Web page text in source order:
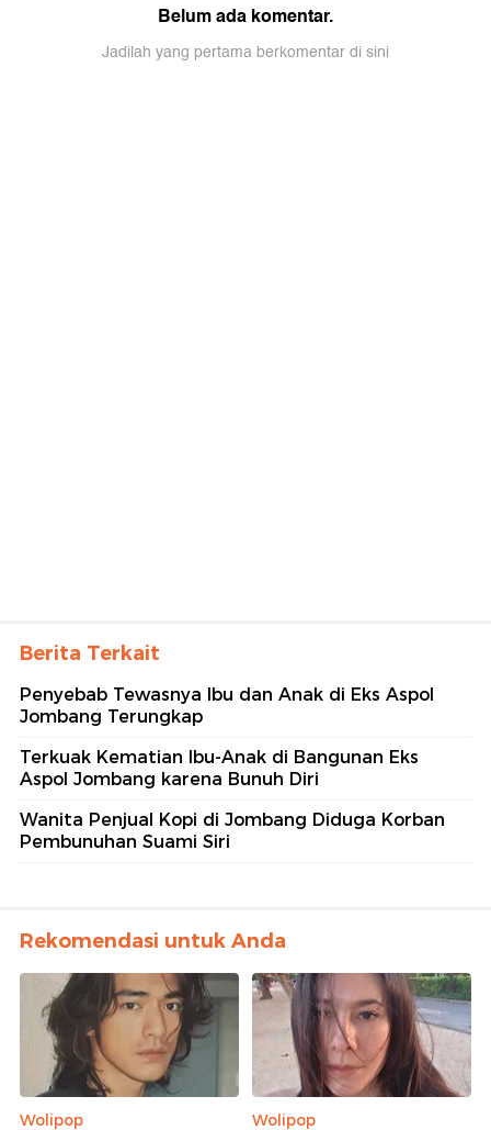
Belum ada komentar.
Jadilah yang pertama berkomentar di sini
Berita Terkait
Penyebab Tewasnya Ibu dan Anak di Eks Aspol
Jombang Terungkap
Terkuak Kematian Ibu-Anak di Bangunan Eks
Aspol Jombang karena Bunuh Diri
Wanita Penjual Kopi di Jombang Diduga Korban
Pembunuhan Suami Siri
Rekomendasi untuk Anda
Wolipop Wolipop